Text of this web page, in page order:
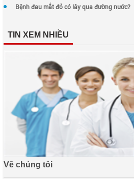
Bệnh đau mắt đỏ có lây qua đường nước?
TIN XEM NHIỀU
Về chúng tôi